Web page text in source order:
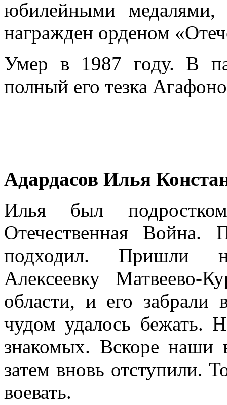
юбилейными
награжден орденом
Умер в 1987 году. В
полный его тезка
Адардасов Илья
Илья был
Отечественная
подходил. Пришли
Алексеевку Матвеево-
области, и его забрали
чудом удалось бежать.
знакомых. Вскоре наши
затем вновь отступили.
воевать.